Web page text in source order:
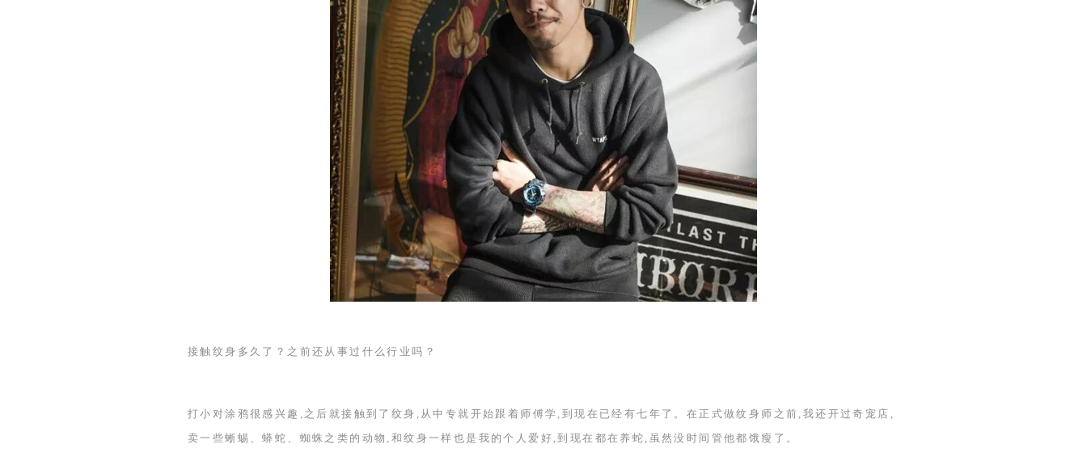
接触纹身多久了？之前还从事过什么行业吗？
打小对涂鸦很感兴趣,之后就接触到了纹身,从中专就开始跟着师傅学,到现在已经有七年了。在正式做纹身师之前,我还开过奇宠店,
卖一些蜥蜴、蟒蛇、蜘蛛之类的动物,和纹身一样也是我的个人爱好,到现在都在养蛇,虽然没时间管他都饿瘦了。